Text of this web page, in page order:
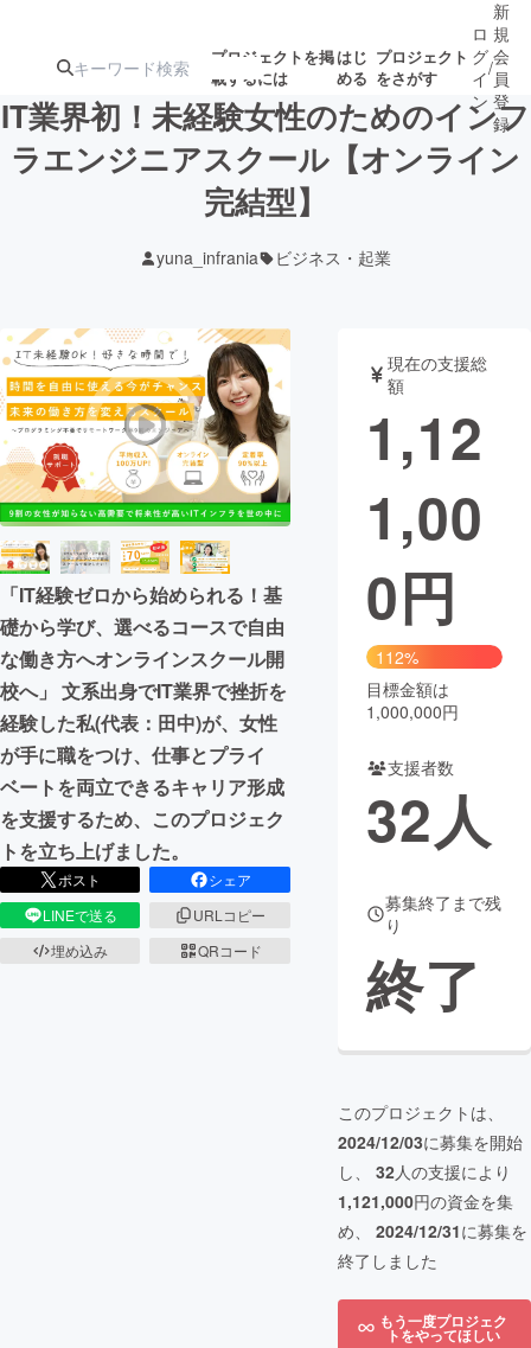
プロジェクトを掲
載するには
はじ
める
プロジェクト
をさがす
注目の新着プロ募集終了が近いプ
テクノロジー・ガジェット
映像・映画 書籍・雑誌
ビジネス・起業 チャレンジ
まちづくり・地域活性化
CAMPFIRE for Social Good
CAMPFIRE Creation
CAMPFIREふるさと納税machi-ya コミュニティ
ロ
グ
イ
ン
/
新
規
会
員
登
録
IT業界初！未経験女性のためのインフ
ラエンジニアスクール【オンライン
完結型】
yuna_infrania ビジネス・起業
「IT経験ゼロから始められる！基
礎から学び、選べるコースで自由
な働き方へオンラインスクール開
校へ」 文系出身でIT業界で挫折を
経験した私(代表：田中)が、女性
が手に職をつけ、仕事とプライ
ベートを両立できるキャリア形成
を支援するため、このプロジェク
トを立ち上げました。
ポスト
シェア
LINEで送る
URLコピー
埋め込み
QRコード
現在の支援総
額
1,12
1,00
0円
112%
目標金額は
1,000,000円
支援者数
32人
募集終了まで残
り
終了
このプロジェクトは、
2024/12/03に募集を開始
し、 32人の支援により
1,121,000円の資金を集
め、 2024/12/31に募集を
終了しました
もう一度プロジェク
トをやってほしい